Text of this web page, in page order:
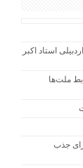
استاد اکبر
ملت‌ها
برای جذب